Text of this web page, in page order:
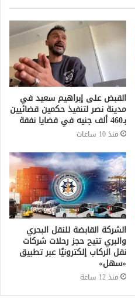
القبض على إبراهيم سعيد في
مدينة نصر لتنفيذ حكمين قضائيين
بـ460 ألف جنيه في قضايا نفقة
منذ 10 ساعات
الشركة القابضة للنقل البحري
والبري تتيح حجز رحلات شركات
نقل الركاب إلكترونيًا عبر تطبيق
«سهل»
منذ 12 ساعة